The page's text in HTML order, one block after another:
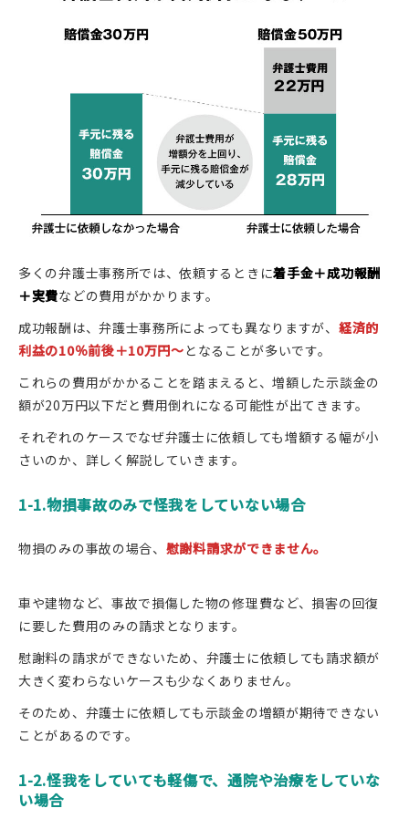
多くの弁護士事務所では、依頼するときに着手金＋成功報酬
＋実費などの費用がかかります。
成功報酬は、弁護士事務所によっても異なりますが、 経済的
利益の10％前後＋10万円～となることが多いです。
これらの費用がかかることを踏まえると、増額した示談金の
額が20万円以下だと費用倒れになる可能性が出てきます。
それぞれのケースでなぜ弁護士に依頼しても増額する幅が小
さいのか、詳しく解説していきます。
1-1.物損事故のみで怪我をしていない場合
物損のみの事故の場合、 慰謝料請求ができません。
車や建物など、事故で損傷した物の修理費など、損害の回復
に要した費用のみの請求となります。
慰謝料の請求ができないため、弁護士に依頼しても請求額が
大きく変わらないケースも少なくありません。
そのため、弁護士に依頼しても示談金の増額が期待できない
ことがあるのです。
1-2.怪我をしていても軽傷で、通院や治療をしていな
い場合